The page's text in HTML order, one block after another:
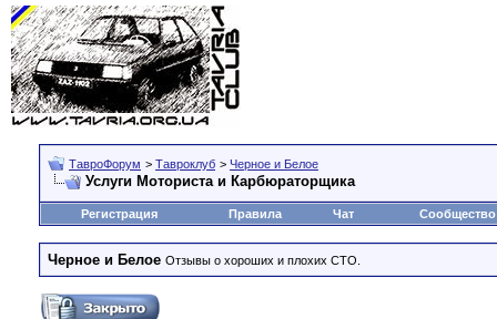
ТавроФорум > Тавроклуб > Черное и Белое
Услуги Моториста и Карбюраторщика
Регистрация Правила Чат Сообщество
Черное и Белое Отзывы о хороших и плохих СТО.